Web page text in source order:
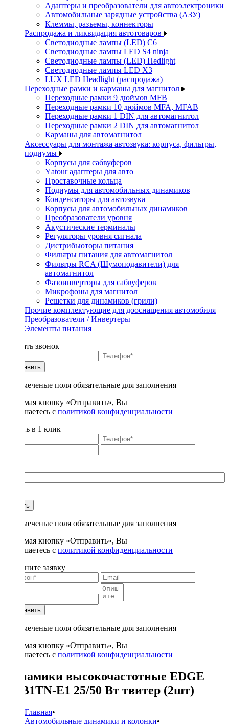
Адаптеры и преобразователи для автоэлектроники
Автомобильные зарядные устройства (АЗУ)
Клеммы, разъемы, коннекторы
Распродажа и ликвидация автотоваров
Светодиодные лампы (LED) C6
Светодиодные лампы LED S4 ninja
Светодиодные лампы (LED) Hedlight
Светодиодные лампы LED X3
LUX LED Headlight (распродажа)
Переходные рамки и карманы для магнитол
Переходные рамки 9 дюймов MFB
Переходные рамки 10 дюймов MFA, MFAB
Переходные рамки 1 DIN для автомагнитол
Переходные рамки 2 DIN для автомагнитол
Карманы для автомагнитол
Аксессуары для монтажа автозвука: корпуса, фильтры,
подиумы
Корпусы для сабвуферов
Yаtour адаптеры для авто
Проставочные кольца
Подиумы для автомобильных динамиков
Конденсаторы для автозвука
Корпусы для автомобильных динамиков
Преобразователи уровня
Акустические терминалы
Регуляторы уровня сигнала
Дистрибьюторы питания
Фильтры питания для автомагнитол
Фильтры RCA (Шумоподавители) для
автомагнитол
Фазоинверторы для сабвуферов
Микрофоны для магнитол
Решетки для динамиков (грили)
Прочие комплектующие для дооснащения автомобиля
Преобразователи / Инвертеры
Элементы питания
Заказать звонок
Отправить
* - отмеченые поля обязательные для заполнения
Нажимая кнопку «Отправить», Вы
соглашаетесь с политикой конфиденциальности
Купить в 1 клик
Купить
* - отмеченые поля обязательные для заполнения
Нажимая кнопку «Отправить», Вы
соглашаетесь с политикой конфиденциальности
Заполните заявку
Отправить
* - отмеченые поля обязательные для заполнения
Нажимая кнопку «Отправить», Вы
соглашаетесь с политикой конфиденциальности
Динамики высокочастотные EDGE
EDB1TN-E1 25/50 Вт твитер (2шт)
Главная•
Автомобильные динамики и колонки•